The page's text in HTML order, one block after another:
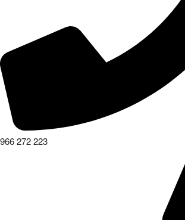
966 272 223